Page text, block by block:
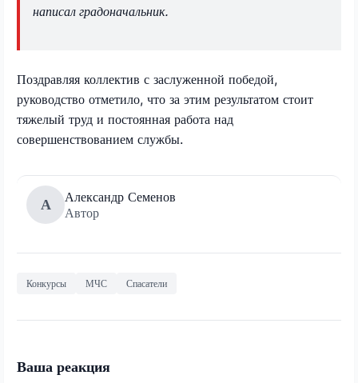
написал градоначальник.
Поздравляя коллектив с заслуженной победой,
руководство отметило, что за этим результатом стоит
тяжелый труд и постоянная работа над
совершенствованием службы.
А
Александр Семенов
Автор
Конкурсы МЧС Спасатели
Ваша реакция